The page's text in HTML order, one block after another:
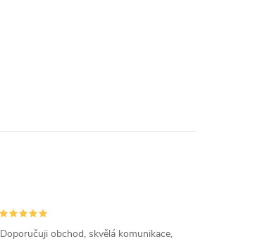
Doporučuji obchod, skvělá komunikace,